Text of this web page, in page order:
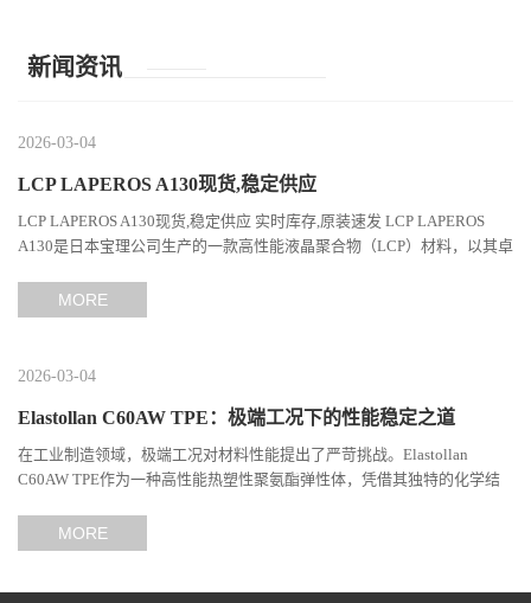
新闻资讯
2026-03-04
LCP LAPEROS A130现货,稳定供应
LCP LAPEROS A130现货,稳定供应 实时库存,原装速发 LCP LAPEROS
A130是日本宝理公司生产的一款高性能液晶聚合物（LCP）材料，以其卓
MORE
2026-03-04
Elastollan C60AW TPE：极端工况下的性能稳定之道
在工业制造领域，极端工况对材料性能提出了严苛挑战。Elastollan
C60AW TPE作为一种高性能热塑性聚氨酯弹性体，凭借其独特的化学结
MORE